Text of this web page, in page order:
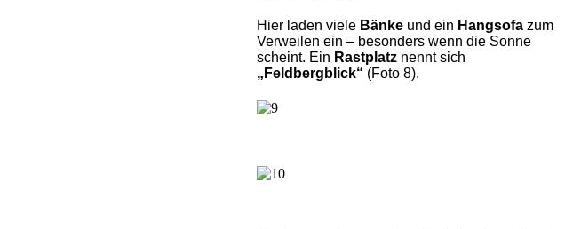
Hier laden viele Bänke und ein Hangsofa zum
Verweilen ein – besonders wenn die Sonne
scheint. Ein Rastplatz nennt sich
„Feldbergblick“ (Foto 8).